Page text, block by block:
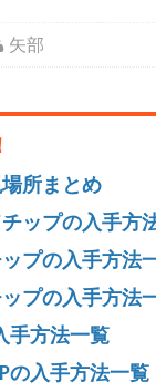
矢部
所まとめ
ップの入手方
プの入手方法
プの入手方法
手方法一覧
の入手方法一覧